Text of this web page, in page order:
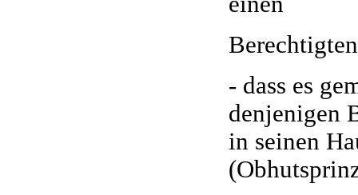
- dass es
denjenigen
in seinen